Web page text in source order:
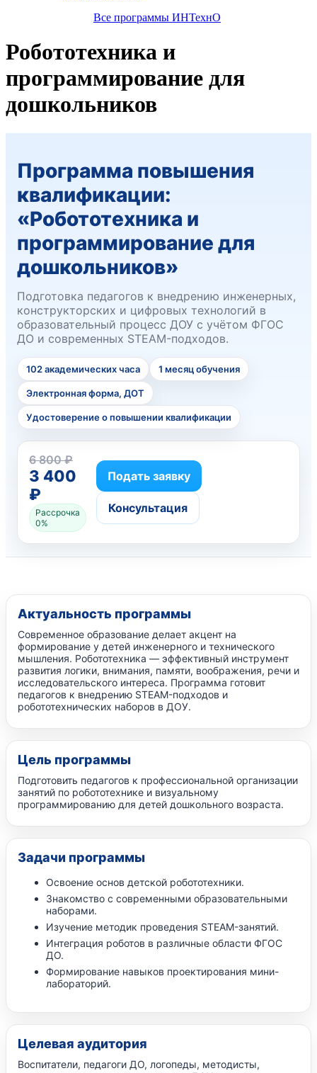
Все программы ИНТехнО
Робототехника и
программирование для
дошкольников
Программа повышения
квалификации:
«Робототехника и
программирование для
дошкольников»
Подготовка педагогов к внедрению инженерных,
конструкторских и цифровых технологий в
образовательный процесс ДОУ с учётом ФГОС
ДО и современных STEAM-подходов.
102 академических часа 1 месяц обучения
Электронная форма, ДОТ
Удостоверение о повышении квалификации
6 800 ₽
3 400
₽
Рассрочка
0%
Подать заявку
Консультация
Актуальность программы
Современное образование делает акцент на
формирование у детей инженерного и технического
мышления. Робототехника — эффективный инструмент
развития логики, внимания, памяти, воображения, речи и
исследовательского интереса. Программа готовит
педагогов к внедрению STEAM-подходов и
робототехнических наборов в ДОУ.
Цель программы
Подготовить педагогов к профессиональной организации
занятий по робототехнике и визуальному
программированию для детей дошкольного возраста.
Задачи программы
Освоение основ детской робототехники.
Знакомство с современными образовательными
наборами.
Изучение методик проведения STEAM-занятий.
Интеграция роботов в различные области ФГОС
ДО.
Формирование навыков проектирования мини-
лабораторий.
Целевая аудитория
Воспитатели, педагоги ДО, логопеды, методисты,